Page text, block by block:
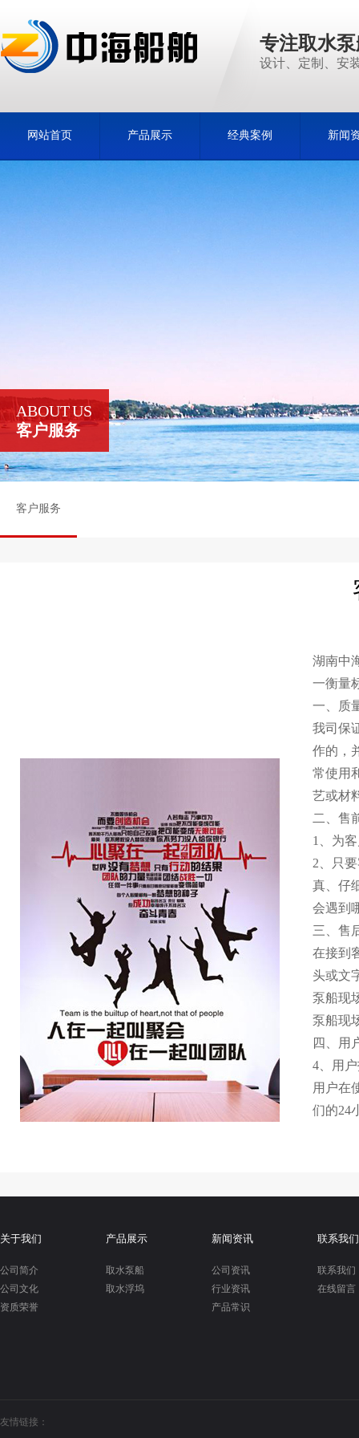
专注取水
设计、定制、安
网站首页 产品展示 经典案例 新闻
ABOUT US
客户服务
客户服务
湖南中
一衡量
一、质
我司保
作的，
常使用
艺或材
二、售
1
、为
2 、只
真、仔
会遇到
三、售
在接到
头或文
泵船现
泵船现
四、用
4 、用
用户在
们的24
关于我们
公司简介
公司文化
资质荣誉
产品展示
取水泵船
取水浮坞
新闻资讯
公司资讯
行业资讯
产品常识
联系我们
联系我们
在线留言
友情链接：